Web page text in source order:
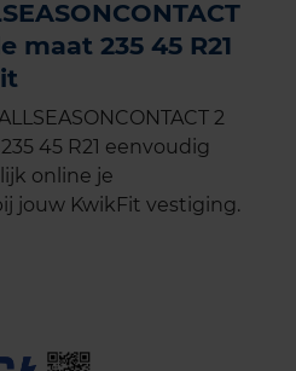
maat 235 45 R21
2
45 R21 eenvoudig
online je
jouw KwikFit vestiging.